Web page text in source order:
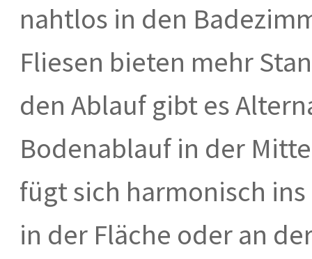
nahtlos in den
Fliesen bieten mehr
den Ablauf gibt es
Bodenablauf in der
fügt sich harmonisch
in der Fläche oder an